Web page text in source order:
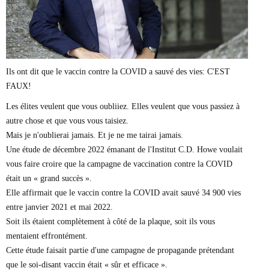
Marie-Eve Doyon
Mathieu Bock Côté
Nathalie Elgrably
Normand Lester
Philippe Léger
Pierre Martin
Richard Martineau
Steve E. Fortin
Sophie Durocher
Thomas Mulcair
Véronyque Tremblay
Ils ont dit que le vaccin contre la COVID a sauvé des vies: C'EST
FAUX!
Les élites veulent que vous oubliiez. Elles veulent que vous passiez à
autre chose et que vous vous taisiez.
Mais je n'oublierai jamais. Et je ne me tairai jamais.
Une étude de décembre 2022 émanant de l'Institut C.D. Howe voulait
vous faire croire que la campagne de vaccination contre la COVID
était un « grand succès ».
Elle affirmait que le vaccin contre la COVID avait sauvé 34 900 vies
entre janvier 2021 et mai 2022.
Soit ils étaient complètement à côté de la plaque, soit ils vous
mentaient effrontément.
Cette étude faisait partie d'une campagne de propagande prétendant
que le soi-disant vaccin était « sûr et efficace ».